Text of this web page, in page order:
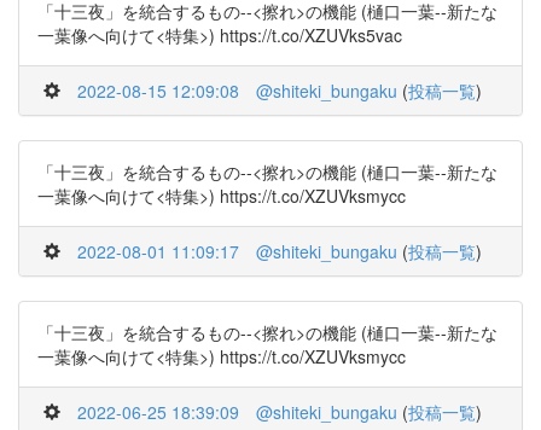
「十三夜」を統合するもの--<擦れ>の機能 (樋口一葉--新たな
一葉像へ向けて<特集>) https://t.co/XZUVks5vac
2022-08-15 12:09:08 @shiteki_bungaku (投稿一覧)
「十三夜」を統合するもの--<擦れ>の機能 (樋口一葉--新たな
一葉像へ向けて<特集>) https://t.co/XZUVksmycc
2022-08-01 11:09:17 @shiteki_bungaku (投稿一覧)
「十三夜」を統合するもの--<擦れ>の機能 (樋口一葉--新たな
一葉像へ向けて<特集>) https://t.co/XZUVksmycc
2022-06-25 18:39:09 @shiteki_bungaku (投稿一覧)